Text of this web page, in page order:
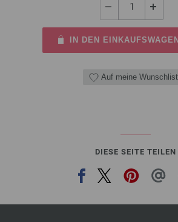
IN DEN
Auf meine
DIESE SEITE TEILEN